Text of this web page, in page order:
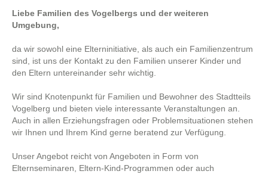
Liebe Familien des Vogelbergs und der weiteren
Umgebung,
da wir sowohl eine Elterninitiative, als auch ein Familienzentrum
sind, ist uns der Kontakt zu den Familien unserer Kinder und
den Eltern untereinander sehr wichtig.
Wir sind Knotenpunkt für Familien und Bewohner des Stadtteils
Vogelberg und bieten viele interessante Veranstaltungen an.
Auch in allen Erziehungsfragen oder Problemsituationen stehen
wir Ihnen und Ihrem Kind gerne beratend zur Verfügung.
Unser Angebot reicht von Angeboten in Form von
Elternseminaren, Eltern-Kind-Programmen oder auch